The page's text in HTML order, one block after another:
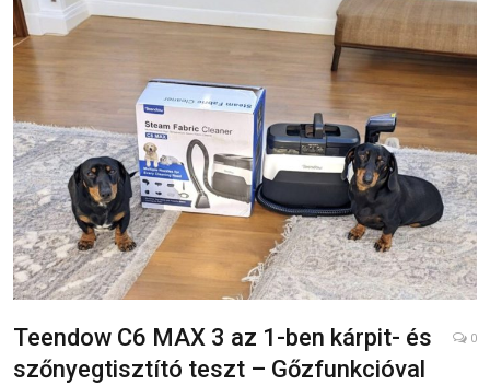
Teendow C6 MAX 3 az 1-ben kárpit- és
szőnyegtisztító teszt – Gőzfunkcióval
0